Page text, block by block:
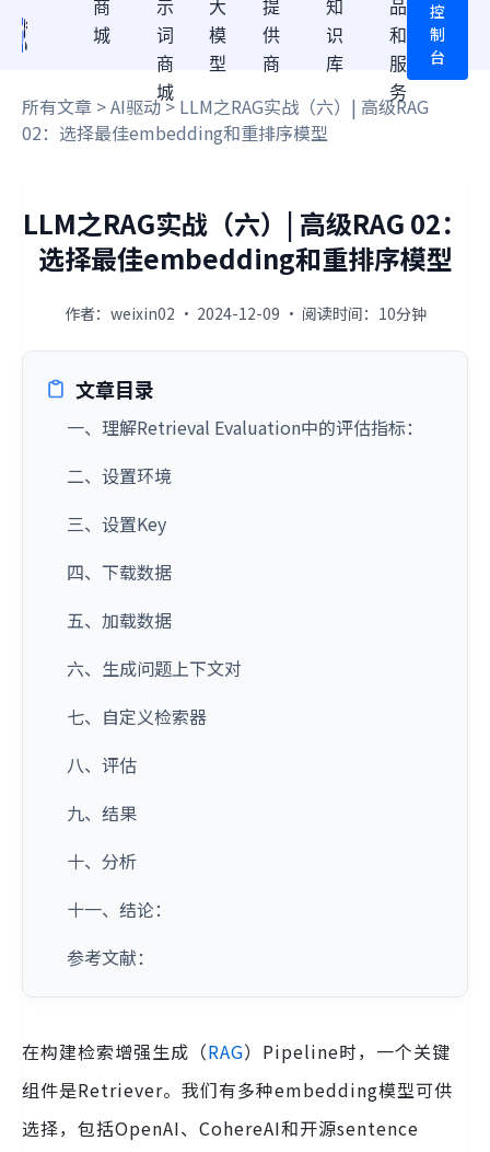
商
城
示
词
商
城
大
模
型
提
供
商
知
识
库
品
和
服
务
控
制
台
所有文章 >AI驱动> LLM之RAG实战（六）| 高级RAG
02：选择最佳embedding和重排序模型
LLM之RAG实战（六）| 高级RAG 02：
选择最佳embedding和重排序模型
作者：weixin02 · 2024-12-09 · 阅读时间：10分钟
文章目录
一、理解Retrieval Evaluation中的评估指标：
二、设置环境
三、设置Key
四、下载数据
五、加载数据
六、生成问题上下文对
七、自定义检索器
八、评估
九、结果
十、分析
十一、结论：
参考文献：
在构建检索增强生成（RAG）Pipeline时，一个关键
组件是Retriever。我们有多种embedding模型可供
选择，包括OpenAI、CohereAI和开源sentence